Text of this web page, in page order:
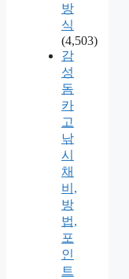
방
식
(4,503)
감
성
돔
카
고
낚
시
채
비,
방
법,
포
인
트